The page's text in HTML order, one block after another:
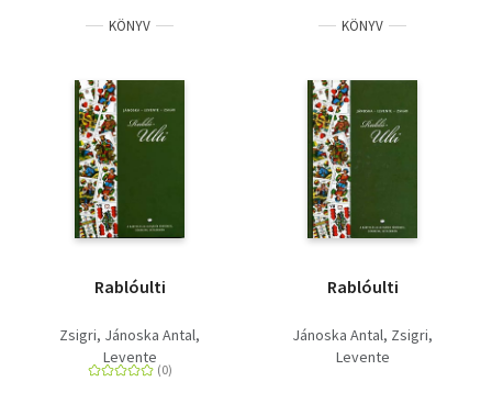
Tankönyv, segédkönyv
Társadalomtudomány
Természettudomány
Történelem
KÖNYV
Rablóulti
Zsigri Jánoska Antal
Levente
KÖNYV
Rablóulti
Jánoska Antal Zsigri
Levente